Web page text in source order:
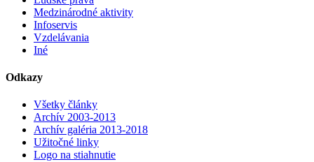
Medzinárodné aktivity
Infoservis
Vzdelávania
Iné
Odkazy
Všetky články
Archív 2003-2013
Archív galéria 2013-2018
Užitočné linky
Logo na stiahnutie